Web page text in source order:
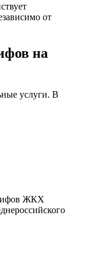
от
на
услуги. В
ЖКХ